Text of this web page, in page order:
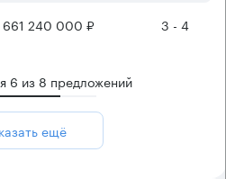
661 240 000 ₽ 3 - 4
6 из 8 предложений
ещё